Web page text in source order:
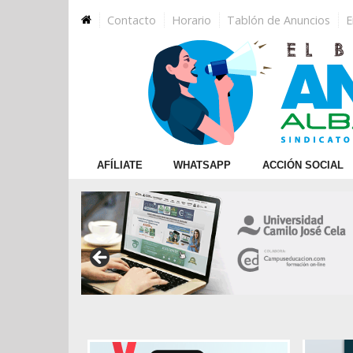
Contacto Horario Tablón de Anuncios
AFÍLIATE WHATSAPP ACCIÓN SOCIAL
Jornadas
Educativas
Homologados
Homologados